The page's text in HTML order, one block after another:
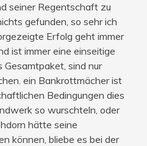
seiner Regentschaft zu
gefunden, so sehr ich
Erfolg geht immer
ist immer eine einseitige
Gesamtpaket, sind nur
ein Bankrottmächer ist
Bedingungen dies
so wurschteln, oder
hätte seine
können, bliebe es bei der